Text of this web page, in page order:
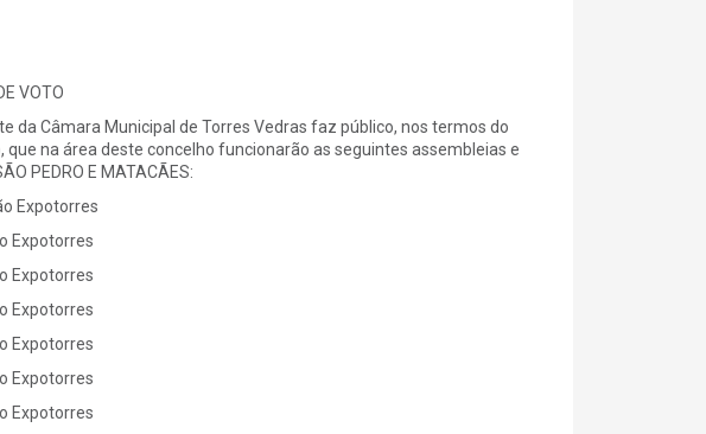
VOTO
da Câmara Municipal de Torres Vedras faz público, nos termos do
na área deste concelho funcionarão as seguintes assembleias e
PEDRO E MATACÃES:
Expotorres